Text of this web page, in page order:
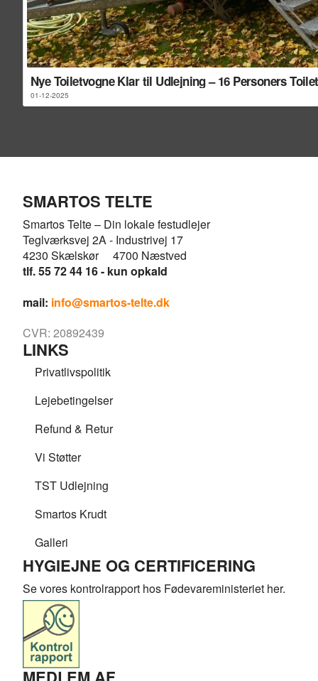
Nye Toiletvogne Klar til Udlejning – 16 Personers
01-12-2025
SMARTOS TELTE
Smartos Telte – Din lokale festudlejer
Teglværksvej 2A - Industrivej 17
4230 Skælskør 4700 Næstved
tlf. 55 72 44 16 - kun opkald
mail: info@smartos-telte.dk
CVR: 20892439
LINKS
Privatlivspolitik
Lejebetingelser
Refund & Retur
Vi Støtter
TST Udlejning
Smartos Krudt
Galleri
HYGIEJNE OG CERTIFICERING
Se vores kontrolrapport hos Fødevareministeriet her.